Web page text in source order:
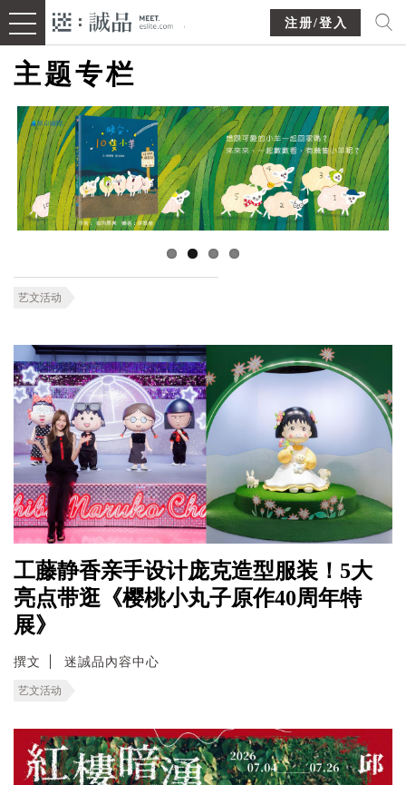
注册/登入
主题专栏
艺文活动
工藤静香亲手设计庞克造型服装！5大
亮点带逛《樱桃小丸子原作40周年特
展》
撰文 迷誠品內容中心
艺文活动